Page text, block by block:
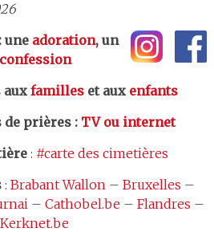
adoration, un
confession
aux familleset aux enfants
de prières: TV ou internet
: #carte des cimetières
: Brabant Wallon– Bruxelles –
– Cathobel.be – Flandres –
Kerknet.be